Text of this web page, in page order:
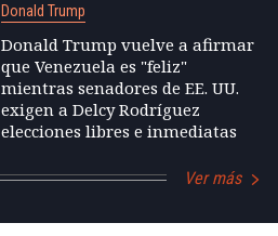
Donald Trump
Donald Trump vuelve a afirmar
que Venezuela es "feliz"
mientras senadores de EE. UU.
exigen a Delcy Rodríguez
elecciones libres e inmediatas
Ver más